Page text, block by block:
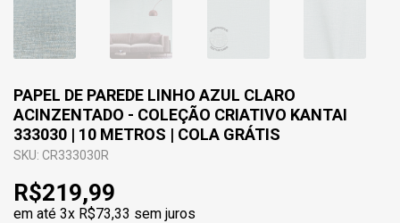
PAPEL DE PAREDE LINHO AZUL CLARO
ACINZENTADO - COLEÇÃO CRIATIVO KANTAI
333030 | 10 METROS | COLA GRÁTIS
SKU: CR333030R
R$219,99
em até 3x R$73,33 sem juros